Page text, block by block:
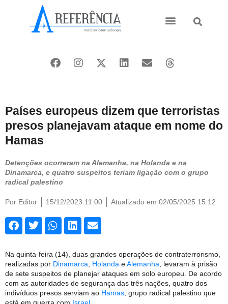
Países europeus dizem que terroristas
presos planejavam ataque em nome do
Hamas
Detenções ocorreram na Alemanha, na Holanda e na
Dinamarca, e quatro suspeitos teriam ligação com o grupo
radical palestino
Por Editor 15/12/2023 11:00 Atualizado em 02/05/2025 15:12
Na quinta-feira (14), duas grandes operações de contraterrorismo,
realizadas por Dinamarca Holanda eAlemanha , levaram à prisão
de sete suspeitos de planejar ataques em solo europeu. De acordo
com as autoridades de segurança das três nações, quatro dos
indivíduos presos serviam ao Hamas , grupo radical palestino que